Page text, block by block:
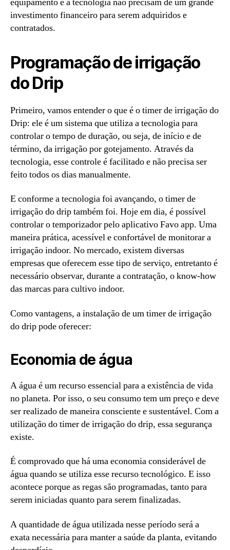
investimento financeiro para serem adquiridos e
contratados.
Programação de irrigação
do Drip
Primeiro, vamos entender o que é o timer de irrigação do
Drip: ele é um sistema que utiliza a tecnologia para
controlar o tempo de duração, ou seja, de início e de
término, da irrigação por gotejamento. Através da
tecnologia, esse controle é facilitado e não precisa ser
feito todos os dias manualmente.
E conforme a tecnologia foi avançando, o timer de
irrigação do drip também foi. Hoje em dia, é possível
controlar o temporizador pelo aplicativo Favo app. Uma
maneira prática, acessível e confortável de monitorar a
irrigação indoor. No mercado, existem diversas
empresas que oferecem esse tipo de serviço, entretanto é
necessário observar, durante a contratação, o know-how
das marcas para cultivo indoor.
Como vantagens, a instalação de um timer de irrigação
do drip pode oferecer:
Economia de água
A água é um recurso essencial para a existência de vida
no planeta. Por isso, o seu consumo tem um preço e deve
ser realizado de maneira consciente e sustentável. Com a
utilização do timer de irrigação do drip, essa segurança
existe.
É comprovado que há uma economia considerável de
água quando se utiliza esse recurso tecnológico. E isso
acontece porque as regas são programadas, tanto para
serem iniciadas quanto para serem finalizadas.
A quantidade de água utilizada nesse período será a
exata necessária para manter a saúde da planta, evitando